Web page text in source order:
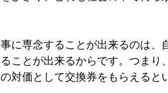
に専念することが出来るのは、
ことが出来るからです。つまり
対価として交換券をもらえると